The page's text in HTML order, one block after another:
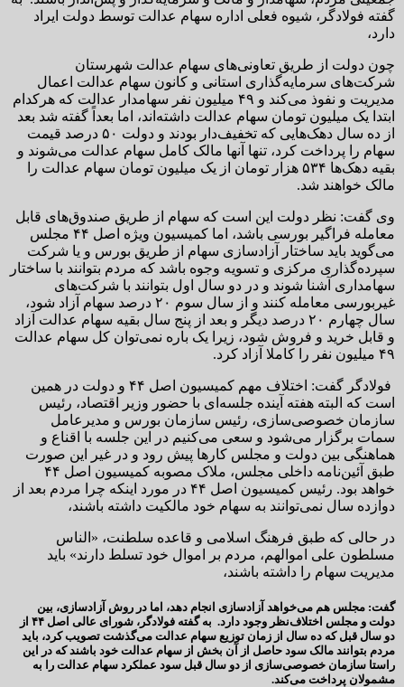
گفته فولادگر، شیوه فعلی اداره سهام عدالت توسط دولت ایراد
دارد،
چون دولت از طریق تعاونی‌های سهام عدالت شهرستان
شرکت‌های سرمایه‌گذاری استانی و کانون سهام عدالت اعمال
مدیریت و نفوذ می‌کند و ۴۹ میلیون نفر سهامدار عدالت که هرکدام
ابتدا یک میلیون تومان سهام عدالت داشته‌اند، اما بعداً گفته شد بعد
از ده سال دهک‌هایی که تخفیف‌دار بودند و دولت ۵۰ درصد قیمت
سهام را پرداخت کرد، تنها آنها مالک کامل سهام عدالت می‌شوند و
بقیه دهک‌ها ۵۳۴ هزار تومان از یک میلیون تومان سهام عدالت را
مالک خواهند شد.
وی گفت: نظر دولت این است که سهام از طریق صندوق‌های قابل
معامله فراگیر بورسی باشد، اما کمیسیون ویژه اصل ۴۴ مجلس
می‌گوید باید ساختار آزادسازی سهام از طریق بورس و یا شرکت
سپرده‌گذاری مرکزی و تسویه وجوه باشد که مردم بتوانند با ساختار
سهامداری آشنا شوند و در دو سال اول بتوانند با شرکت‌های
غیربورسی معامله کنند و از سال سوم ۲۰ درصد سهام آزاد شود،
سال چهارم ۲۰ درصد دیگر و بعد از پنج سال بقیه سهام عدالت آزاد
و قابل خرید و فروش شود، زیرا یک باره نمی‌توان کل سهام عدالت
۴۹ میلیون نفر را کاملا آزاد کرد.
فولادگر گفت: اختلاف مهم کمیسیون اصل ۴۴ و دولت در همین
است که البته هفته آینده جلسه‌ای با حضور وزیر اقتصاد، رئیس
سازمان خصوصی‌سازی، رئیس سازمان بورس و مدیرعامل
سمات برگزار می‌شود و سعی می‌کنیم در این جلسه با اقناع و
هماهنگی بین دولت و مجلس کارها پیش رود و در غیر این صورت
طبق آئین‌نامه داخلی مجلس، ملاک مصوبه کمیسیون اصل ۴۴
خواهد بود. رئیس کمیسیون اصل ۴۴ در مورد اینکه چرا مردم بعد از
دوازده سال نمی‌توانند به سهام خود مالکیت داشته باشند،
در حالی که طبق فرهنگ اسلامی و قاعده سلطنت، «الناس
مسلطون علی اموالهم، مردم بر اموال خود تسلط دارند» باید
مدیریت سهام را داشته باشند،
گفت: مجلس هم می‌خواهد آزادسازی انجام دهد، اما در روش آزادسازی، بین
دولت و مجلس اختلاف‌نظر وجود دارد. به گفته فولادگر، شورای عالی اصل ۴۴ از
دو سال قبل که ده سال از زمان توزیع سهام عدالت می‌گذشت تصویب کرد، باید
مردم بتوانند مالک سود حاصل از آن بخش از سهام عدالت خود باشند که در این
راستا سازمان خصوصی‌سازی از دو سال قبل سود عملکرد سهام عدالت را به
مشمولان پرداخت می‌کند.